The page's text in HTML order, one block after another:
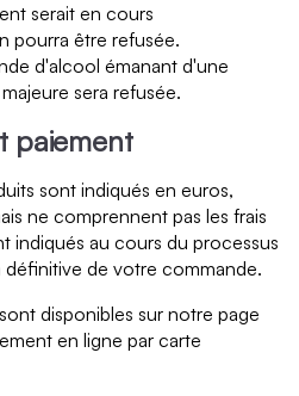
serait en cours
pourra être refusée.
d'alcool émanant d'une
sera refusée.
paiement
sont indiqués en euros,
ne comprennent pas les frais
indiqués au cours du processus
définitive de votre commande.
disponibles sur notre page
en ligne par carte